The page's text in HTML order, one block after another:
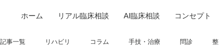
ホーム リアル臨床相談 AI臨床相談 コンセプト
記事一覧 リハビリ コラム 手技・治療 問診